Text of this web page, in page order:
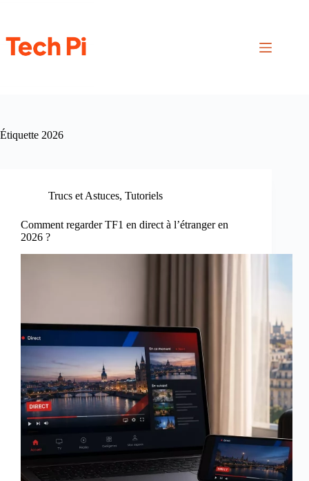
Étiquette 2026
Trucs et Astuces, Tutoriels
Comment regarder TF1 en direct à l’étranger en
2026 ?